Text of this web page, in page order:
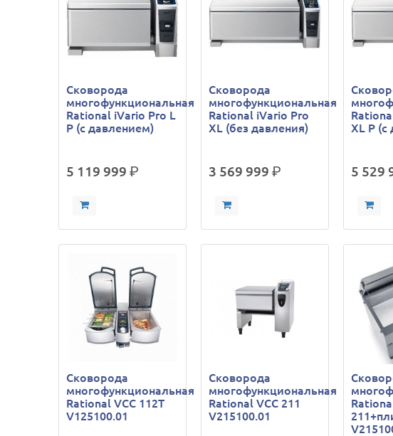
Сковорода
многофункциональная
Rational iVario Pro L
P (с давлением)
5 119 999р.
Сковорода
многофункциональная
Rational iVario Pro
XL (без давления)
3 569 999р.
XL P (с
5 529
Сковорода
многофункциональная
Rational VCC 112T
V125100.01
Сковорода
многофункциональная
Rational VCC 211
V215100.01